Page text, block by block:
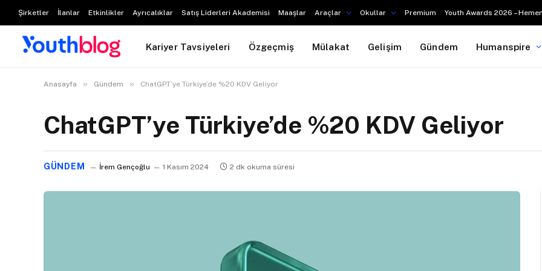
Şirketler İlanlar Etkinlikler Ayrıcalıklar Satış Liderleri Akademisi Maaşlar Araçlar Okullar Premium Youth Awards 2026 –
Kariyer Tavsiyeleri Özgeçmiş Mülakat Gelişim Gündem Humanspire
Anasayfa » Gündem » ChatGPT’ye Türkiye’de %20 KDV Geliyor
ChatGPT’ye Türkiye’de %20 KDV Geliyor
GÜNDEM İrem Gençoğlu 1 Kasım 2024 2 dk okuma süresi